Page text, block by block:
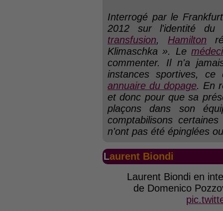
Interrogé par le
2012 sur l'identité du
transfusion, Hamilton
Klimaschka ». Le
commenter. Il n'a
instances sportives,
annuaire du dopage. En
et donc pour que sa
plaçons dans son
comptabilisons
n'ont pas été épinglées
Laurent Biondi
Laurent Biondi en
de Domenico